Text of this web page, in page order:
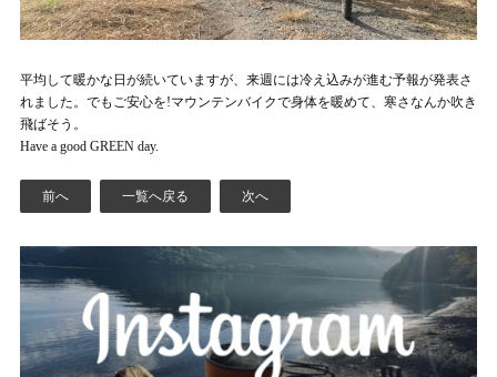
平均して暖かな日が続いていますが、来週には冷え込みが進む予報が発表さ
れました。でもご安心を!マウンテンバイクで身体を暖めて、寒さなんか吹き
飛ばそう。
Have a good GREEN day.
前へ 一覧へ戻る 次へ